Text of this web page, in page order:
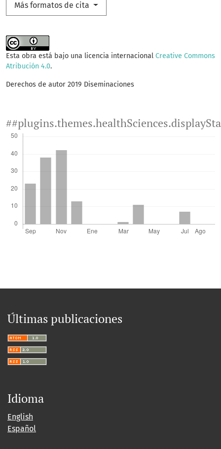
Más formatos de cita
Esta obra está bajo una licencia internacional Creative Commons
Atribución 4.0.
Derechos de autor 2019 Diseminaciones
Últimas publicaciones
Idioma
English
Español